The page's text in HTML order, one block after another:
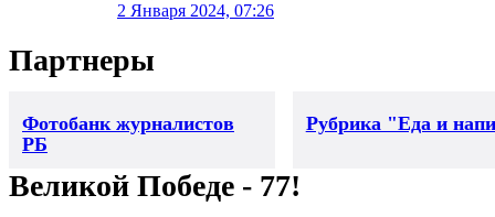
2 Января 2024, 07:26
Партнеры
Фотобанк журналистов
РБ
Рубрика "Еда и
Великой Победе - 77!